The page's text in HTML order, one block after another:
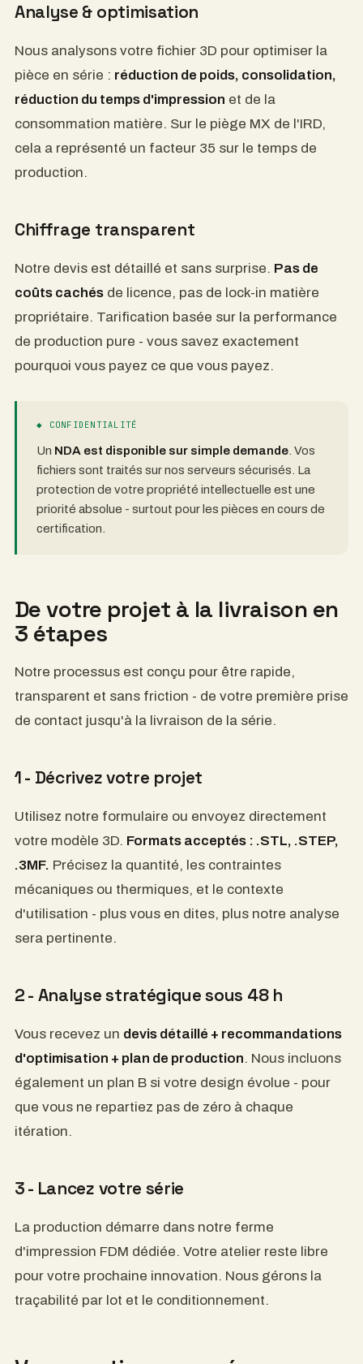
Analyse & optimisation
Nous analysons votre fichier 3D pour optimiser la
pièce en série : réduction de poids, consolidation,
réduction du temps d'impression et de la
consommation matière. Sur le piège MX de l'IRD,
cela a représenté un facteur 35 sur le temps de
production.
Chiffrage transparent
Notre devis est détaillé et sans surprise. Pas de
coûts cachés de licence, pas de lock-in matière
propriétaire. Tarification basée sur la performance
de production pure - vous savez exactement
pourquoi vous payez ce que vous payez.
◆ CONFIDENTIALITÉ
Un NDA est disponible sur simple demande . Vos
fichiers sont traités sur nos serveurs sécurisés. La
protection de votre propriété intellectuelle est une
priorité absolue - surtout pour les pièces en cours de
certification.
De votre projet à la livraison en
3 étapes
Notre processus est conçu pour être rapide,
transparent et sans friction - de votre première prise
de contact jusqu'à la livraison de la série.
1 - Décrivez votre projet
Utilisez notre formulaire ou envoyez directement
votre modèle 3D. Formats acceptés : .STL, .STEP,
.3MF. Précisez la quantité, les contraintes
mécaniques ou thermiques, et le contexte
d'utilisation - plus vous en dites, plus notre analyse
sera pertinente.
2 - Analyse stratégique sous 48 h
Vous recevez un devis détaillé + recommandations
d'optimisation + plan de production. Nous incluons
également un plan B si votre design évolue - pour
que vous ne repartiez pas de zéro à chaque
itération.
3 - Lancez votre série
La production démarre dans notre ferme
d'impression FDM dédiée. Votre atelier reste libre
pour votre prochaine innovation. Nous gérons la
traçabilité par lot et le conditionnement.